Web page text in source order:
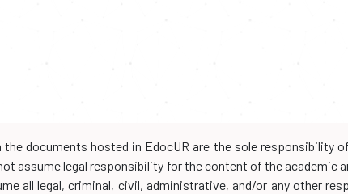
documents hosted in EdocUR are the sole
assume legal responsibility for the content of the academic
all legal, criminal, civil, administrative, and/or any other